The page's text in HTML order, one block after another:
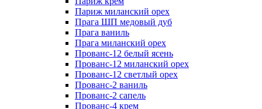
Париж миланский орех
Прага ШП медовый дуб
Прага ваниль
Прага миланский орех
Прованс-12 белый ясень
Прованс-12 миланский орех
Прованс-12 светлый орех
Прованс-2 ваниль
Прованс-2 сапель
Прованс-4 крем